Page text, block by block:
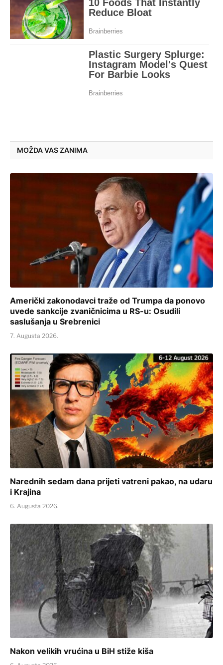
MOŽDA VAS ZANIMA
Američki zakonodavci traže od Trumpa da ponovo
uvede sankcije zvaničnicima u RS-u: Osudili
saslušanja u Srebrenici
7. Augusta 2026.
Narednih sedam dana prijeti vatreni pakao, na udaru
i Krajina
6. Augusta 2026.
Nakon velikih vrućina u BiH stiže kiša